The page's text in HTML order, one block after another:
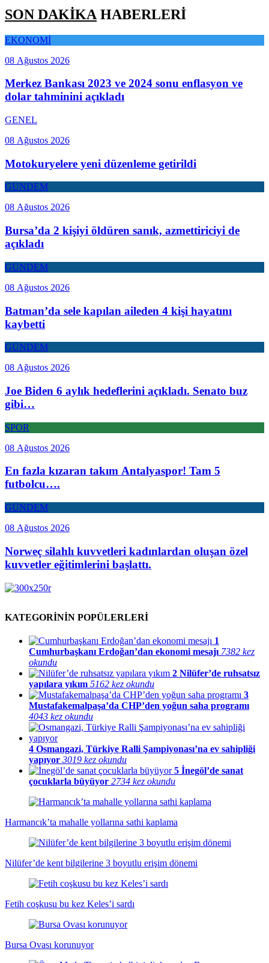
SON DAKİKA HABERLERİ
EKONOMİ
08 Ağustos 2026
Merkez Bankası 2023 ve 2024 sonu enflasyon ve
dolar tahminini açıkladı
GENEL
08 Ağustos 2026
Motokuryelere yeni düzenleme getirildi
GÜNDEM
08 Ağustos 2026
Bursa’da 2 kişiyi öldüren sanık, azmettiriciyi de
açıkladı
GÜNDEM
08 Ağustos 2026
Batman’da sele kapılan aileden 4 kişi hayatını
kaybetti
GÜNDEM
08 Ağustos 2026
Joe Biden 6 aylık hedeflerini açıkladı. Senato buz
gibi…
SPOR
08 Ağustos 2026
En fazla kızaran takım Antalyaspor! Tam 5
futbolcu….
GÜNDEM
08 Ağustos 2026
Norweç silahlı kuvvetleri kadınlardan oluşan özel
kuvvetler eğitimlerini başlattı.
KATEGORİNİN POPÜLERLERİ
1
Cumhurbaşkanı Erdoğan’dan ekonomi mesajı 7382 kez
okundu
2 Nilüfer’de ruhsatsız
yapılara yıkım 5162 kez okundu
3
Mustafakemalpaşa’da CHP’den yoğun saha programı
4043 kez okundu
4 Osmangazi, Türkiye Ralli Şampiyonası’na ev sahipliği
yapıyor 3019 kez okundu
5 İnegöl’de sanat
çocuklarla büyüyor 2734 kez okundu
Harmancık’ta mahalle yollarına sathi kaplama
Nilüfer’de kent bilgilerine 3 boyutlu erişim dönemi
Fetih coşkusu bu kez Keles’i sardı
Bursa Ovası korunuyor